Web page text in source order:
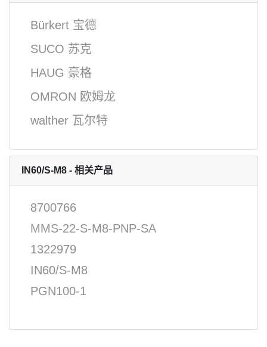
Bürkert 宝德
SUCO 苏克
HAUG 豪格
OMRON 欧姆龙
walther 瓦尔特
IN60/S-M8 - 相关产品
8700766
MMS-22-S-M8-PNP-SA
1322979
IN60/S-M8
PGN100-1